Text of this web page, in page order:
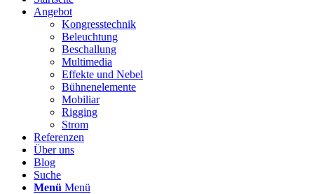
Angebot
Kongresstechnik
Beleuchtung
Beschallung
Multimedia
Effekte und Nebel
Bühnenelemente
Mobiliar
Rigging
Strom
Referenzen
Über uns
Blog
Suche
Menü Menü